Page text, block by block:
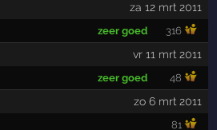
za 12 mrt 2011
zeer goed 316
vr 11 mrt 2011
zeer goed 48
zo 6 mrt 2011
81